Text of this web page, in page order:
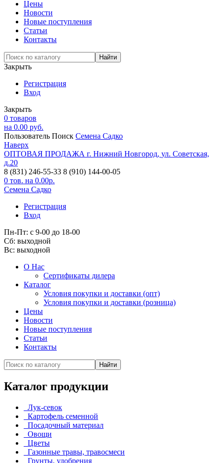
Цены
Новости
Новые поступления
Статьи
Контакты
Закрыть
Регистрация
Вход
Закрыть
0 товаров
на 0.00 руб.
Пользователь Поиск Семена Садко
Наверх
ОПТОВАЯ ПРОДАЖА г. Нижний Новгород, ул. Советская,
д.20
8 (831) 246-55-33 8 (910) 144-00-05
0 тов. на 0.00р.
Семена Садко
Регистрация
Вход
Пн-Пт: с 9-00 до 18-00
Cб: выходной
Вс: выходной
О Нас
Сертификаты дилера
Каталог
Условия покупки и доставки (опт)
Условия покупки и доставки (розница)
Цены
Новости
Новые поступления
Статьи
Контакты
Каталог продукции
Лук-севок
Картофель семенной
Посадочный материал
Овощи
Цветы
Газонные травы, травосмеси
Грунты, удобрения